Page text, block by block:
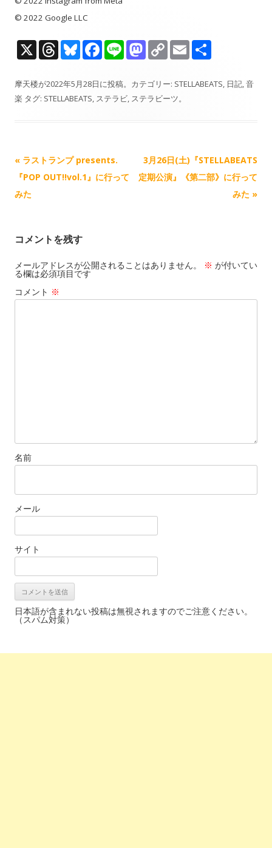
© 2022 Google LLC
X T
re
a
Bl
e
sk
F
e
b
k
Li
e
M
to
d
C
p
y
k
E
ai
摩天楼が2022年5月28日に投稿。カテゴリー: STELLABEATS, 日記,音
楽 タグ: STELLABEATS, ステラビ, ステラビーツ。
記
事
ナ
ー
シ
ョ
ン
« ラストランプ presents.
『POP OUT!!vol.1』に行って
みた
3月26日(土)『STELLABEATS
定期公演』《第二部》に行って
みた »
コメントを残す
メールアドレスが公開されることはありません。 ※ が付いてい
る欄は必須項目です
コメント ※
名前
メール
サイト
日本語が含まれない投稿は無視されますのでご注意ください。
（スパム対策）